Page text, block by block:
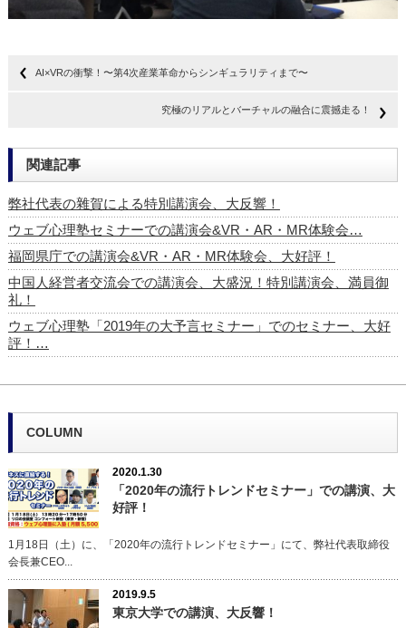
AI×VRの衝撃！〜第4次産業革命からシンギュラリティまで〜
究極のリアルとバーチャルの融合に震撼走る！
関連記事
弊社代表の雜賀による特別講演会、大反響！
ウェブ心理塾セミナーでの講演会&VR・AR・MR体験会…
福岡県庁での講演会&VR・AR・MR体験会、大好評！
中国人経営者交流会での講演会、大盛況！特別講演会、満員御
礼！
ウェブ心理塾「2019年の大予言セミナー」でのセミナー、大好
評！…
COLUMN
2020.1.30
「2020年の流行トレンドセミナー」での講演、大
好評！
1月18日（土）に、「2020年の流行トレンドセミナー」にて、弊社代表取締役
会長兼CEO...
2019.9.5
東京大学での講演、大反響！